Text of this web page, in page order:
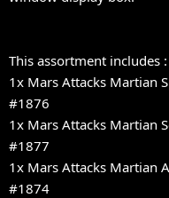
This assortment includes :
1x Mars Attacks Martian
#1876
1x Mars Attacks Martian
#1877
1x Mars Attacks Martian
#1874